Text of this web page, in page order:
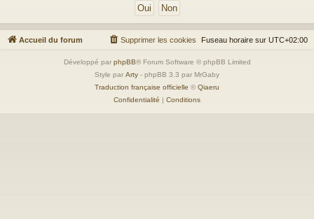
Accueil du forum Fuseau horaire sur UTC+02:00
Supprimer les cookies
Développé par phpBB® Forum Software © phpBB Limited
Style par Arty - phpBB 3.3 par MrGaby
Traduction française officielle © Qiaeru
Confidentialité | Conditions